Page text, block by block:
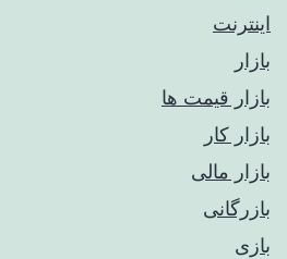
اینترنت
بازار
بازار قیمت ها
بازار کار
بازار مالی
بازرگانی
بازی